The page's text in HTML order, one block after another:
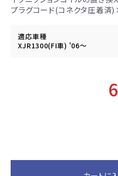
プラグコード(コネクタ圧着済
適応車種
XJR1300(FI車) '06～